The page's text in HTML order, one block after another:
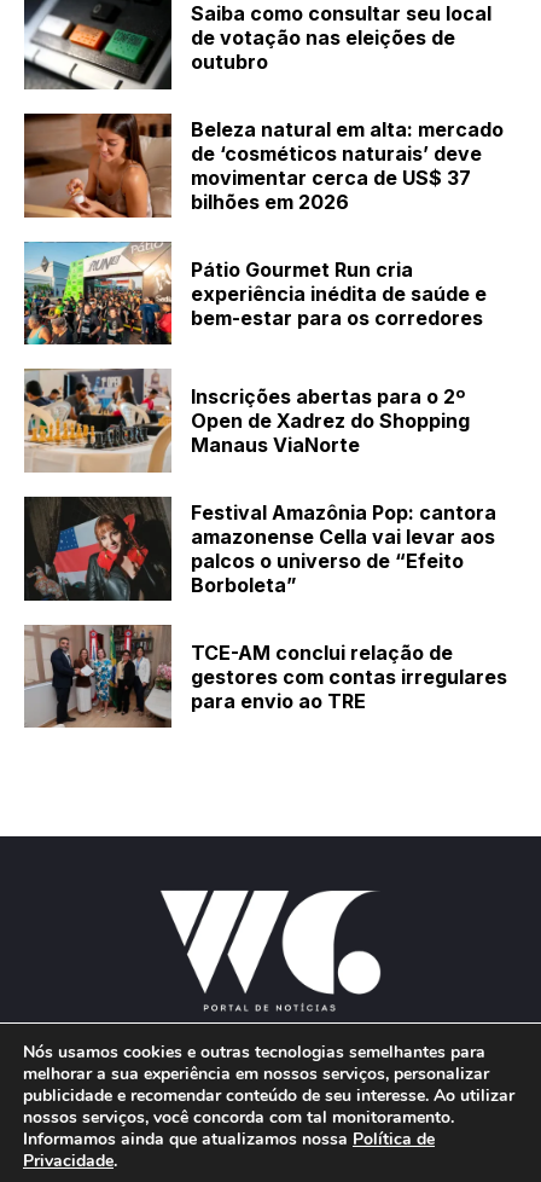
Saiba como consultar seu local
de votação nas eleições de
outubro
Beleza natural em alta: mercado
de ‘cosméticos naturais’ deve
movimentar cerca de US$ 37
bilhões em 2026
Pátio Gourmet Run cria
experiência inédita de saúde e
bem-estar para os corredores
Inscrições abertas para o 2º
Open de Xadrez do Shopping
Manaus ViaNorte
Festival Amazônia Pop: cantora
amazonense Cella vai levar aos
palcos o universo de “Efeito
Borboleta”
TCE-AM conclui relação de
gestores com contas irregulares
para envio ao TRE
E-mail: wgproducoes2018@gmail.com
Nós usamos cookies e outras tecnologias semelhantes para
melhorar a sua experiência em nossos serviços, personalizar
publicidade e recomendar conteúdo de seu interesse. Ao utilizar
nossos serviços, você concorda com tal monitoramento.
Informamos ainda que atualizamos nossa Política de
Privacidade.